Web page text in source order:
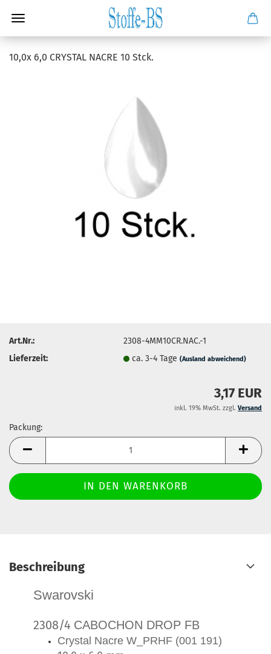
10,0x 6,0 CRYSTAL NACRE 10 Stck.
Art.Nr.:
2308-4MM10CR.NAC.-1
Lieferzeit:
ca. 3-4 Tage(Ausland abweichend)
3,17 EUR
inkl. 19% MwSt. zzgl. Versand
Packung:
Packung
Beschreibung
Swarovski
2308/4 CABOCHON DROP FB
Crystal Nacre W_PRHF (001 191)